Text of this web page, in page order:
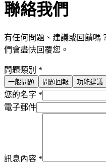
聯絡我們
有任何問題、建議或回饋嗎
們會盡快回覆您。
問題類別 *
一般問題 問題回報 功能建議
您的名字 *
電子郵件
訊息內容 *